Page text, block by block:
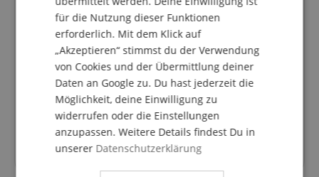
Montag
09:30 - 18:00
Dienstag
09:30 - 18:00
Mittwoch
09:30 - 18:00
Donnerstag
09:30 - 18:00
Freitag
09:30 - 18:00
Samstag
geschlossen
für die Nutzung dieser Funktionen
erforderlich. Mit dem Klick auf
„Akzeptieren“ stimmst du der Verwendung
von Cookies und der Übermittlung deiner
Daten an Google zu. Du hast jederzeit die
Möglichkeit, deine Einwilligung zu
widerrufen oder die Einstellungen
anzupassen. Weitere Details findest Du in
unserer Datenschutzerklärung